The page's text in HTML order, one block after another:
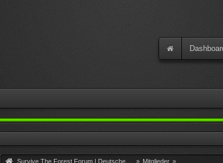
Survive The Forest Forum | Deutsche Community » Mitglieder »